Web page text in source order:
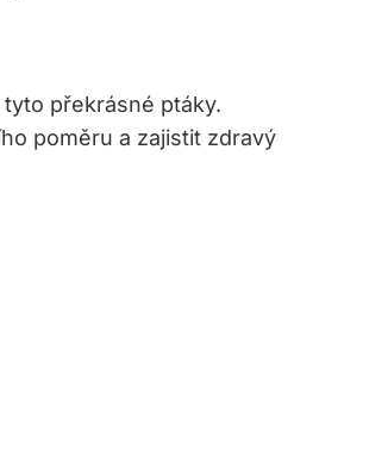
překrásné ptáky.
poměru a zajistit zdravý